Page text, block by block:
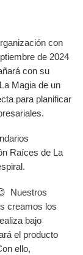
con
de 2024
con su
Magia de un
para planificar
Raíces de La
Nuestros
creamos los
bajo
el producto
ello,